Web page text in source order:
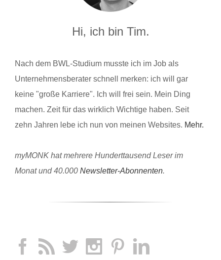
Hi, ich bin Tim.
Nach dem BWL-Studium musste ich im Job als
Unternehmensberater schnell merken: ich will gar
keine "große Karriere". Ich will frei sein. Mein Ding
machen. Zeit für das wirklich Wichtige haben. Seit
zehn Jahren lebe ich nun von meinen Websites. Mehr.
myMONK hat mehrere Hunderttausend Leser im
Monat und 40.000 Newsletter-Abonnenten.